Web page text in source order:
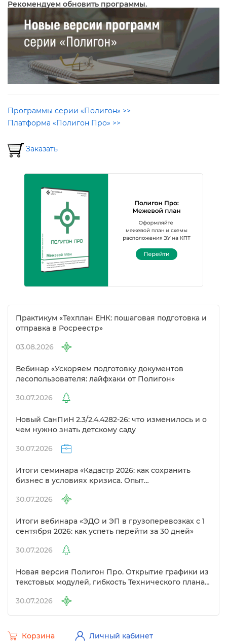
Рекомендуем обновить программы.
Программы серии «Полигон» >>
Платформа «Полигон Про» >>
Заказать
Практикум «Техплан ЕНК: пошаговая подготовка и
отправка в Росреестр»
03.08.2026
ебинар «Ускоряем подготовку документо
лесопользователя: лайфхаки от Полигон»
30.07.2026
Новый СанПиН 2.3/2.4.4282-26: что изменилось и о
чем нужно знать детскому саду
30.07.2026
Итоги семинара «Кадастр 2026: как сохранить
изнес в условиях кризиса. Опыт
30.07.2026
Итоги вебинара «ЭДО и ЭП в грузоперевозках с 1
сентября 2026: как успеть перейти за 30 дней»
30.07.2026
Новая версия Полигон Про. Открытие графики из
текстовых модулей, гибкость Технического плана
30.07.2026
Корзина Личный кабинет